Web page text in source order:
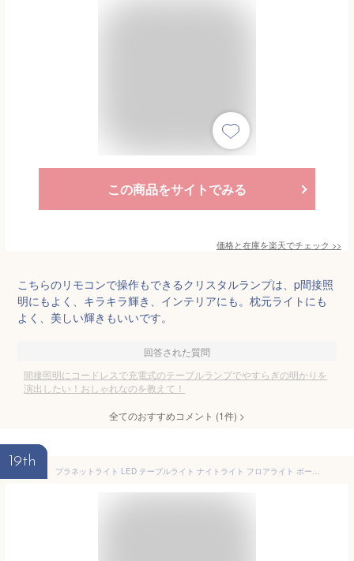
この商品をサイトでみる
価格と在庫を楽天でチェック >>
こちらのリモコンで操作もできるクリスタルランプは、p間接照
明にもよく、キラキラ輝き、インテリアにも。枕元ライトにも
よく、美しい輝きもいいです。
回答された質問
間接照明にコードレスで充電式のテーブルランプでやすらぎの明かりを
演出したい！おしゃれなのを教えて！
全てのおすすめコメント (1件) >
19th
プラネットライト LED テーブルライト ナイトライト フロアライト ボールランプ ムードランプ インテリア リモコン付きランプ 寝室 室内装飾 おしゃれ 間接照明 保育園ナイトライト 選べる3色色調 色変えられる タイマー機能あり 土星ライト 明るい 調光 オフィス リビング ベッドサイドランプ 北欧